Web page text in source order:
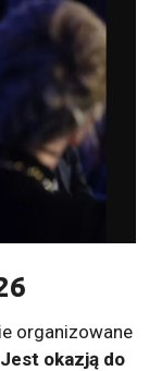
organizowane
Jest okazją do